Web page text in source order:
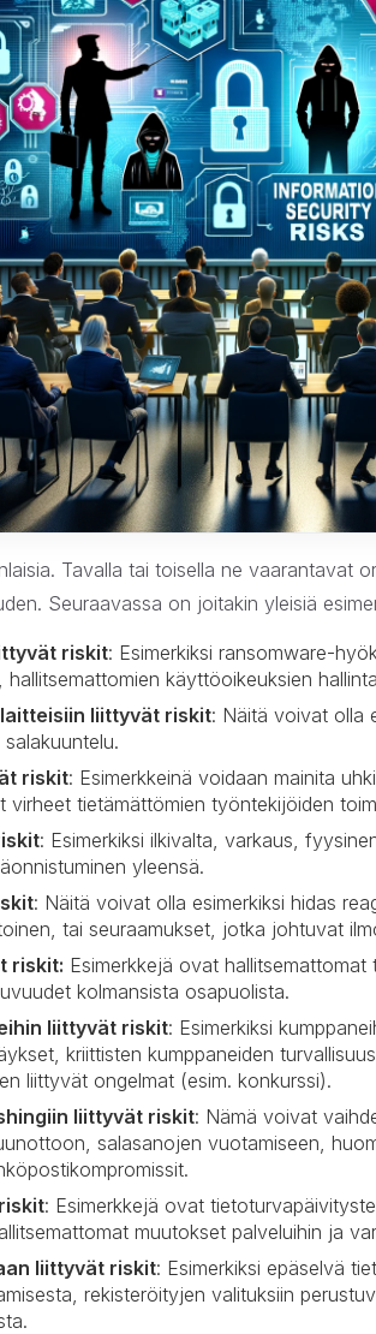
Tavalla tai toisella ne vaarantavat
Seuraavassa on joitakin yleisiä
riskit: Esimerkiksi ransomware-
käyttöoikeuksien
liittyvät riskit: Näitä voivat olla
riskit: Esimerkkeinä voidaan mainita
virheet tietämättömien työntekijöiden
: Esimerkiksi ilkivalta, varkaus,
yleensä.
: Näitä voivat olla esimerkiksi hidas
tai seuraamukset, jotka johtuvat
riskit: Esimerkkejä ovat
kolmansista osapuolista.
liittyvät riskit: Esimerkiksi
kriittisten kumppaneiden
liittyvät ongelmat (esim. konkurssi).
liittyvät riskit: Nämä voivat
salasanojen vuotamiseen,
: Esimerkkejä ovat
muutokset palveluihin ja
liittyvät riskit: Esimerkiksi epäselvä
rekisteröityjen valituksiin